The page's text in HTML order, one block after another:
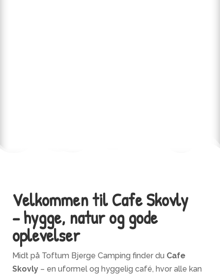
Velkommen til Cafe Skovly
– hygge, natur og gode
oplevelser
Midt på Toftum Bjerge Camping finder du Cafe
Skovly – en uformel og hyggelig café, hvor alle kan